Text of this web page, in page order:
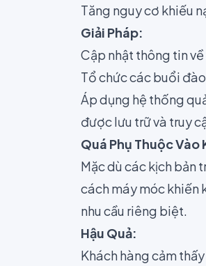
Tăng nguy cơ khiếu
Giải Pháp:
Cập nhật thông tin
Tổ chức các buổi
Áp dụng hệ thống
được lưu trữ và truy
Quá Phụ Thuộc Vào
Mặc dù các kịch bản
cách máy móc khiến
nhu cầu riêng biệt.
Hậu Quả:
Khách hàng cảm